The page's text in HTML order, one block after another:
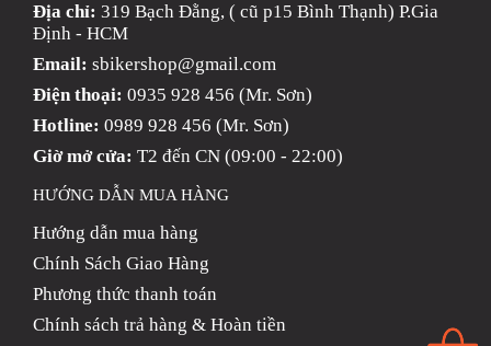
Địa chỉ: 319 Bạch Đằng, ( cũ p15 Bình Thạnh) P.Gia
Định - HCM
Email: sbikershop@gmail.com
Điện thoại: 0935 928 456 (Mr. Sơn)
Hotline: 0989 928 456 (Mr. Sơn)
Giờ mở cửa: T2 đến CN (09:00 - 22:00)
HƯỚNG DẪN MUA HÀNG
Hướng dẫn mua hàng
Chính Sách Giao Hàng
Phương thức thanh toán
Chính sách trả hàng & Hoàn tiền